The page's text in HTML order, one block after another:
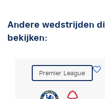
Andere wedstrijden
bekijken:
Premier League